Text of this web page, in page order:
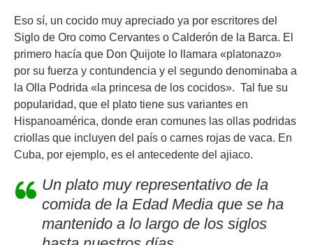
Eso sí, un cocido muy apreciado ya por escritores del
Siglo de Oro como Cervantes o Calderón de la Barca. El
primero hacía que Don Quijote lo llamara «platonazo»
por su fuerza y contundencia y el segundo denominaba a
la Olla Podrida «la princesa de los cocidos». Tal fue su
popularidad, que el plato tiene sus variantes en
Hispanoamérica, donde eran comunes las ollas podridas
criollas que incluyen del país o carnes rojas de vaca. En
Cuba, por ejemplo, es el antecedente del ajiaco.
Un plato muy representativo de la
comida de la Edad Media que se ha
mantenido a lo largo de los siglos